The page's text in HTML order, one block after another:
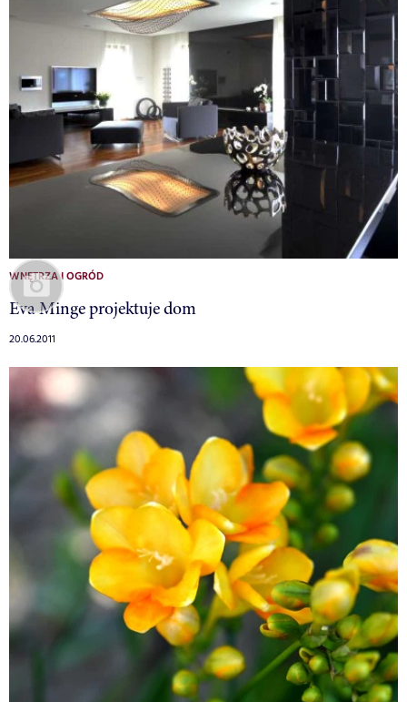
WNĘTRZA I OGRÓD
Eva Minge projektuje dom
20.06.2011